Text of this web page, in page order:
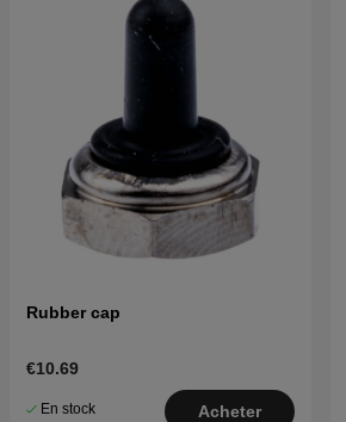
Rubber cap
€10.69
En stock Acheter